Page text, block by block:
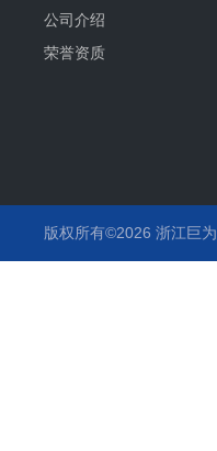
公司介绍
荣誉资质
版权所有©2026 浙江巨